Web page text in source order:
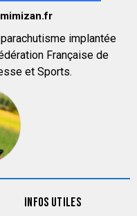
implantée
Française de
et Sports.
INFOS UTILES